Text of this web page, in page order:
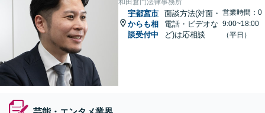
和田倉門法律事務所
宇都宮市
からも相
談受付中
面談方法(対面・
電話・ビデオな
ど)は応相談
営業時間：0
9:00~18:00
（平日）